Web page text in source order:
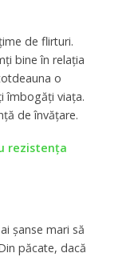
de flirturi.
bine în relația
o
îmbogăți viața.
de învățare.
rezistența
șanse mari să
păcate, dacă